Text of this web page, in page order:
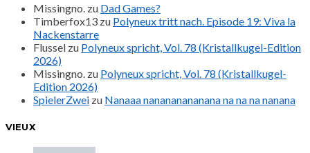
Missingno. zu Dad Games?
Timberfox13 zu Polyneux tritt nach. Episode 19: Viva la
Nackenstarre
Flussel zu Polyneux spricht, Vol. 78 (Kristallkugel-Edition
2026)
Missingno. zu Polyneux spricht, Vol. 78 (Kristallkugel-
Edition 2026)
SpielerZwei zu Nanaaa nanananananana na na na nanana
VIEUX